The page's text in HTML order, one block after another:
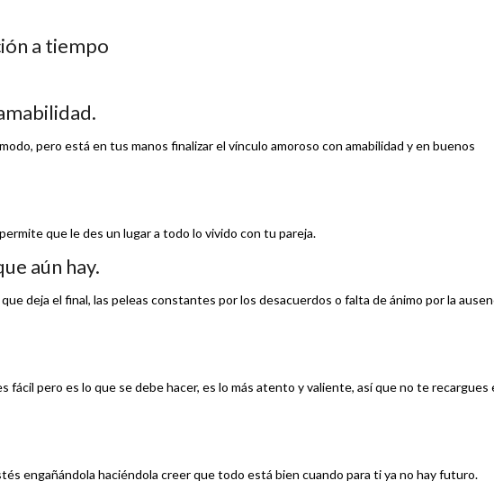
a tiempo
pero está en tus manos finalizar el vínculo amoroso con amabilidad y en buenos
que le des un lugar a todo lo vivido con tu pareja.
aún hay.
deja el final, las peleas constantes por los desacuerdos o falta de ánimo por la
fácil pero es lo que se debe hacer, es lo más atento y valiente, así que no te recargues
engañándola haciéndola creer que todo está bien cuando para ti ya no hay futuro.